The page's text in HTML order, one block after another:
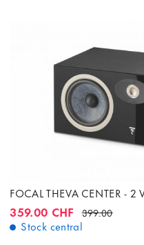
FOCAL THEVA CENTER -
359.00 CHF 399.00
Stock central